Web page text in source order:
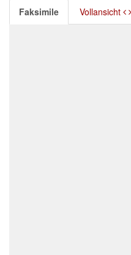
Faksimile Vollansicht